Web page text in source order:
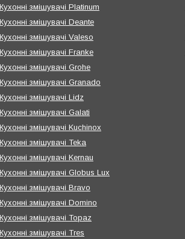
Кухонні змішувачі Platinum
Кухонні змішувачі Deante
Кухонні змішувачі Valeso
Кухонні змішувачі Franke
Кухонні змішувачі Grohe
Кухонні змішувачі Granado
Кухонні змішувачі Lidz
Кухонні змішувачі Galati
Кухонні змішувачі Kuchinox
Кухонні змішувачі Teka
Кухонні змішувачі Kernau
Кухонні змішувачі Globus Lux
Кухонні змішувачі Bravo
Кухонні змішувачі Domino
Кухонні змішувачі Topaz
Кухонні змішувачі Tres